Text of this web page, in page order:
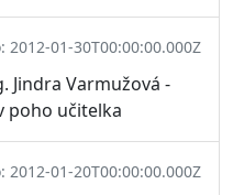
2012-01-30T00:00:00.000Z
Jindra Varmužová -
poho učitelka
2012-01-20T00:00:00.000Z